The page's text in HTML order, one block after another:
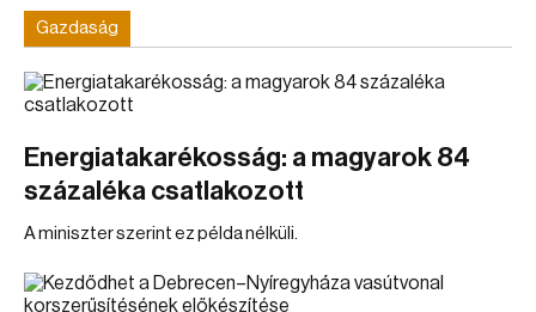
Gazdaság
Energiatakarékosság: a magyarok 84
százaléka csatlakozott
A miniszter szerint ez példa nélküli.